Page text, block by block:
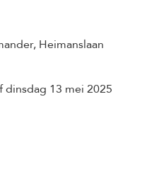
Heimanslaan
dinsdag 13 mei 2025